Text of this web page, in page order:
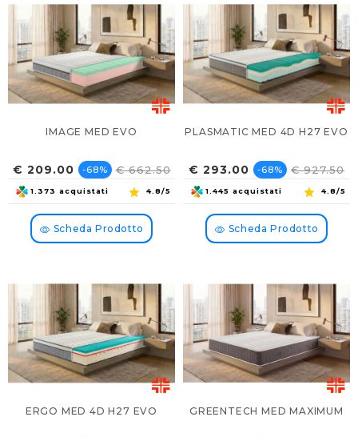
IMAGE MED EVO
Prezzo
€ 209.00 Prezzo
base
-68% € 662.50
1.373 acquistati 4.8/5
Scheda Prodotto
PLASMATIC MED 4D H27 EVO
Prezzo
€ 293.00 Prezzo
base
-68% € 927.50
1.445 acquistati 4.8/5
Scheda Prodotto
ERGO MED 4D H27 EVO GREENTECH MED MAXIMUM